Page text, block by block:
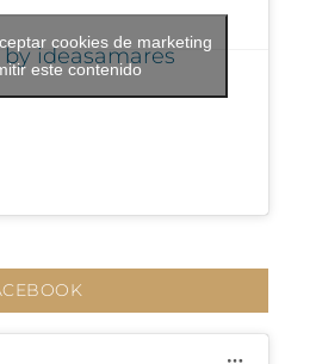
by ideasamares
cookies de marketing
este contenido